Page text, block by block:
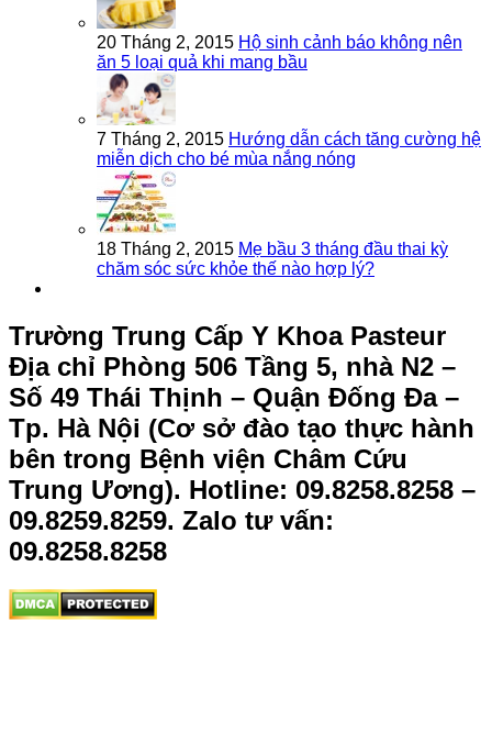
20 Tháng 2, 2015 Hộ sinh cảnh báo không nên
ăn 5 loại quả khi mang bầu
7 Tháng 2, 2015 Hướng dẫn cách tăng cường hệ
miễn dịch cho bé mùa nắng nóng
18 Tháng 2, 2015 Mẹ bầu 3 tháng đầu thai kỳ
chăm sóc sức khỏe thế nào hợp lý?
Trường Trung Cấp Y Khoa Pasteur
Địa chỉ Phòng 506 Tầng 5, nhà N2 –
Số 49 Thái Thịnh – Quận Đống Đa –
Tp. Hà Nội (Cơ sở đào tạo thực hành
bên trong Bệnh viện Châm Cứu
Trung Ương). Hotline: 09.8258.8258 –
09.8259.8259. Zalo tư vấn:
09.8258.8258